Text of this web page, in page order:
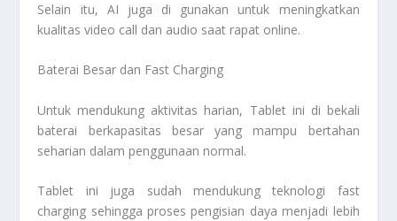
Selain itu, AI juga di gunakan untuk meningkatkan
kualitas video call dan audio saat rapat online.
Baterai Besar dan Fast Charging
Untuk mendukung aktivitas harian, Tablet ini di bekali
baterai berkapasitas besar yang mampu bertahan
seharian dalam penggunaan normal.
Tablet ini juga sudah mendukung teknologi fast
charging sehingga proses pengisian daya menjadi lebih